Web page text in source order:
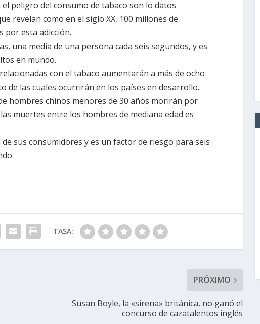
peligro del consumo de tabaco son lo datos
revelan como en el siglo XX, 100 millones de
por esta adicción.
una media de una persona cada seis segundos, y es
en mundo.
con el tabaco aumentarán a más de ocho
de las cuales ocurrirán en los países en desarrollo.
hombres chinos menores de 30 años morirán por
muertes entre los hombres de mediana edad es
sus consumidores y es un factor de riesgo para seis
TASA:
PRÓXIMO
Susan Boyle, la «sirena» británica, no ganó el
concurso de cazatalentos inglés